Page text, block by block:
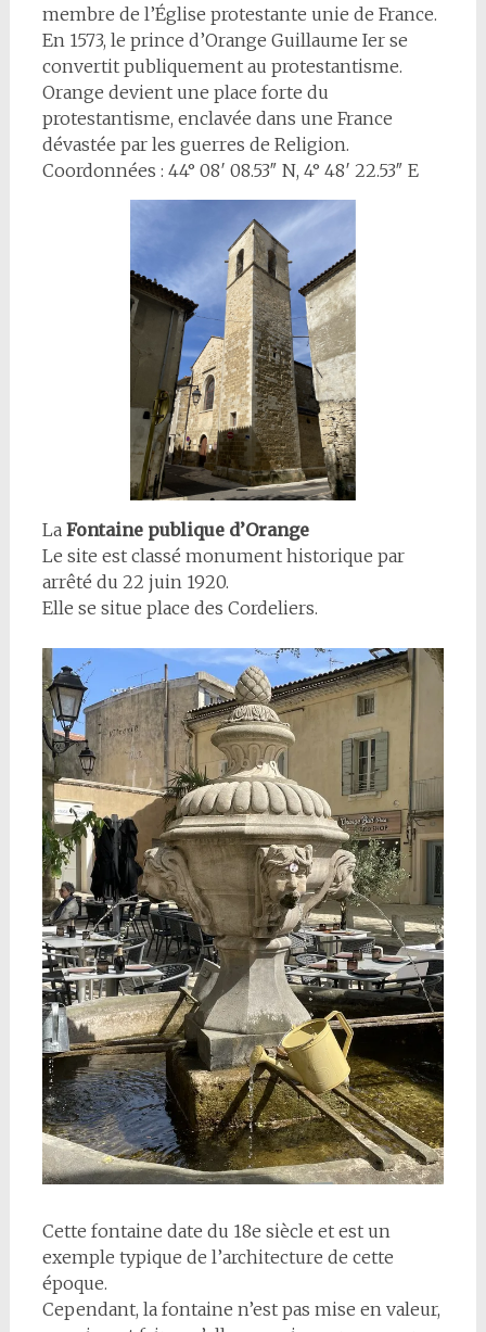
membre de l’Église protestante unie de France.
En 1573, le prince d’Orange Guillaume Ier se
convertit publiquement au protestantisme.
Orange devient une place forte du
protestantisme, enclavée dans une France
dévastée par les guerres de Religion.
Coordonnées : 44° 08′ 08.53″ N, 4° 48′ 22.53″ E
LaFontaine publique d’Orange
Le site est classé monument historique par
arrêté du 22 juin 1920.
Elle se situe place des Cordeliers.
Cette fontaine date du 18e siècle et est un
exemple typique de l’architecture de cette
époque.
Cependant, la fontaine n’est pas mise en valeur,